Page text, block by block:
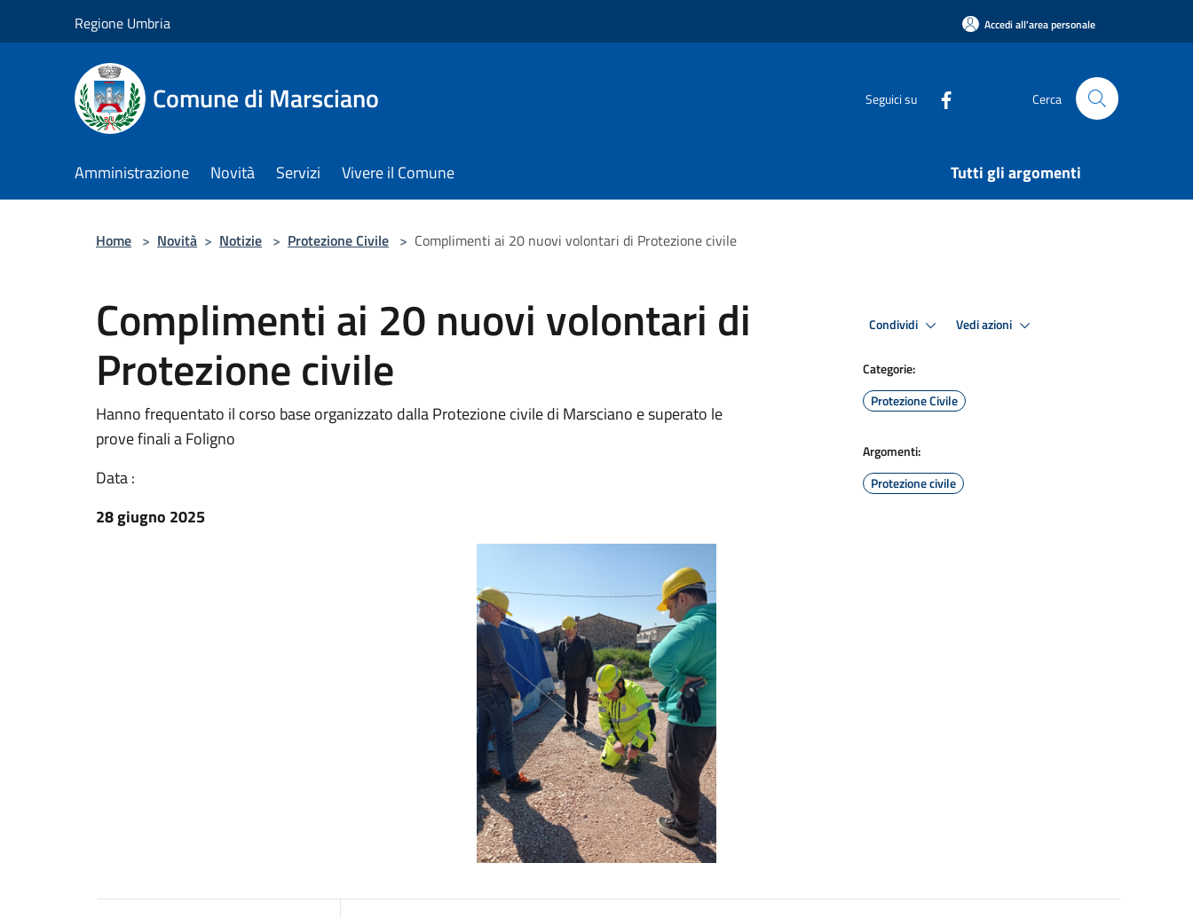
Regione Umbria Accedi all'area personale
Comune di Marsciano Seguici su Cerca
Amministrazione Novità Servizi Vivere il Comune Tutti gli argomenti
Home > Novità > Notizie > Protezione Civile > Complimenti ai 20 nuovi volontari di Protezione civile
Complimenti ai 20 nuovi volontari di
Protezione civile
Hanno frequentato il corso base organizzato dalla Protezione civile di Marsciano e superato le
prove finali a Foligno
Data :
28 giugno 2025
Condividi Vedi azioni
Categorie:
Protezione Civile
Argomenti:
Protezione civile